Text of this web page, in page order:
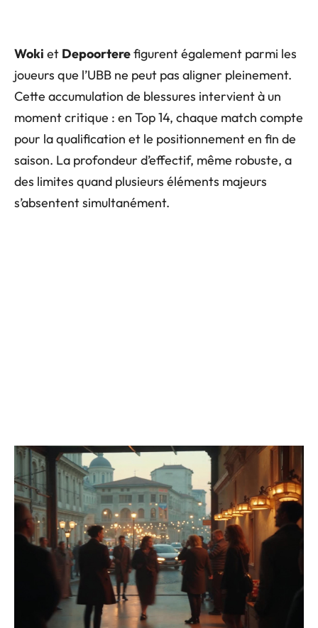
Woki et Depoorterefigurent également parmi les
joueurs que l’UBB ne peut pas aligner pleinement.
Cette accumulation de blessures intervient à un
moment critique : en Top 14, chaque match compte
pour la qualification et le positionnement en fin de
saison. La profondeur d’effectif, même robuste, a
des limites quand plusieurs éléments majeurs
s’absentent simultanément.